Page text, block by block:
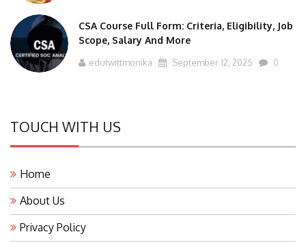
CSA Course Full Form: Criteria, Eligibility, Job
Scope, Salary And More
edutwittmonika September 12, 2025 0
TOUCH WITH US
Home
About Us
Privacy Policy